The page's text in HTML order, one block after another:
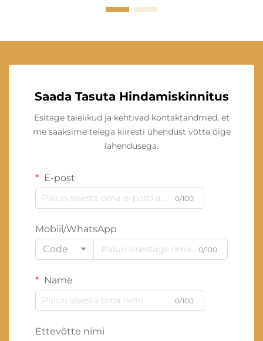
Saada Tasuta Hindamiskinnitus
Esitage täielikud ja kehtivad kontaktandmed, et
me saaksime teiega kiiresti ühendust võtta õige
lahendusega.
E-post
0/100
Mobiil/WhatsApp
Code
0/100
Name
0/100
Ettevõtte nimi